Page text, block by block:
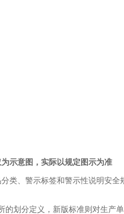
为示意图，实际以规定图示为准
、警示标签和警示性说明安全
分定义，新版标准则对生产